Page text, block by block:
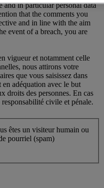
in particular personal data
that the comments you
and in line with the aim
event of a breach, you are
vigueur et notamment celle
nous attirons votre
que vous saisissez dans
adéquation avec le but
droits des personnes. En cas
civile et pénale.
êtes un visiteur humain ou
pourriel (spam)